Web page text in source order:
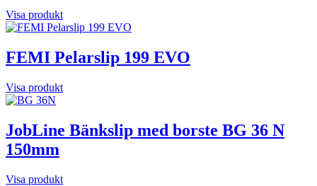
Visa produkt
FEMI Pelarslip 199 EVO
Visa produkt
JobLine Bänkslip med borste BG 36 N
150mm
Visa produkt